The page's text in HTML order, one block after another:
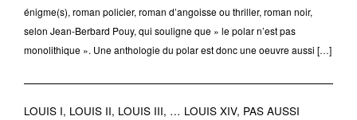
énigme(s), roman policier, roman d’angoisse ou thriller, roman noir,
selon Jean-Berbard Pouy, qui souligne que » le polar n’est pas
monolithique ». Une anthologie du polar est donc une oeuvre aussi […]
LOUIS I, LOUIS II, LOUIS III, … LOUIS XIV, PAS AUSSI